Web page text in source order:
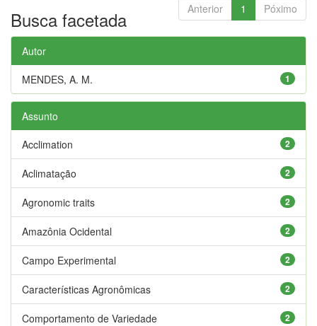
Anterior 1 Póximo
Busca facetada
Autor
1
MENDES, A. M.
Assunto
2
Acclimation
2
Aclimatação
2
Agronomic traits
2
Amazônia Ocidental
2
Campo Experimental
2
Características Agronômicas
2
Comportamento de Variedade